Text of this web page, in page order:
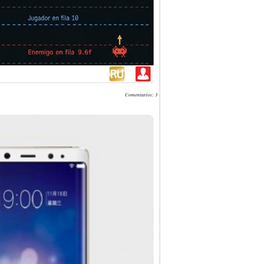
Comentarios: 3